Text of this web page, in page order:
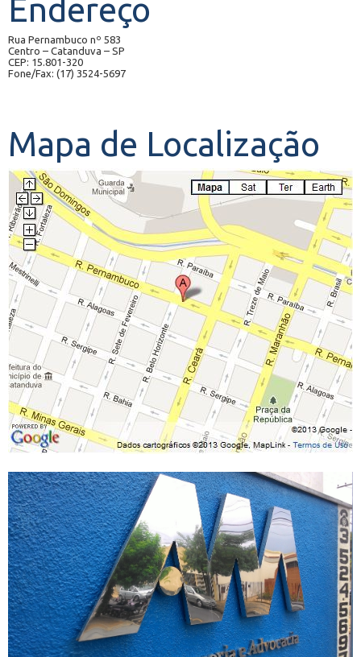
Endereço
Rua Pernambuco nº 583
Centro – Catanduva – SP
CEP: 15.801-320
Fone/Fax: (17) 3524-5697
Mapa de Localização